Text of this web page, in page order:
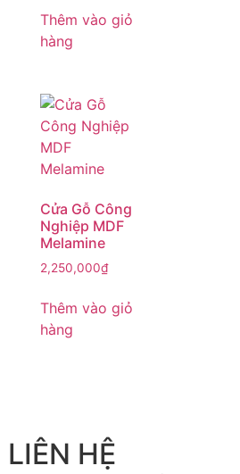
Thêm vào giỏ
hàng
Cửa Gỗ Công
Nghiệp MDF
Melamine
2,250,000₫
Thêm vào giỏ
hàng
HỆ